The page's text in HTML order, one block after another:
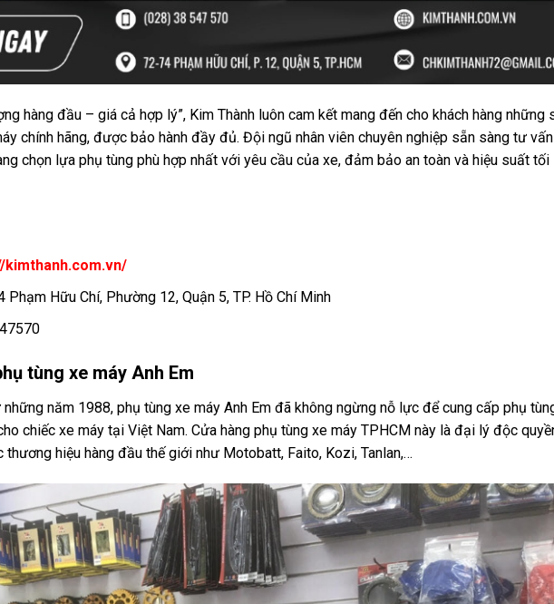
hàng đầu – giá cả hợp lý”, Kim Thành luôn cam kết mang đến cho khách hàng những
chính hãng, được bảo hành đầy đủ. Đội ngũ nhân viên chuyên nghiệp sẵn sàng tư
chọn lựa phụ tùng phù hợp nhất với yêu cầu của xe, đảm bảo an toàn và hiệu suất tối
kimthanh.com.vn/
Hữu Chí, Phường 12, Quận 5, TP. Hồ Chí Minh
tùng xe máy Anh Em
năm 1988, phụ tùng xe máy Anh Em đã không ngừng nỗ lực để cung cấp phụ
chiếc xe máy tại Việt Nam. Cửa hàng phụ tùng xe máy TPHCM này là đại lý độc
thương hiệu hàng đầu thế giới như Motobatt, Faito, Kozi, Tanlan,…